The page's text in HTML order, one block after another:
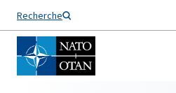
Recherche
Nom de famille*